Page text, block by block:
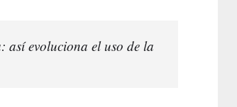
así evoluciona el uso de la